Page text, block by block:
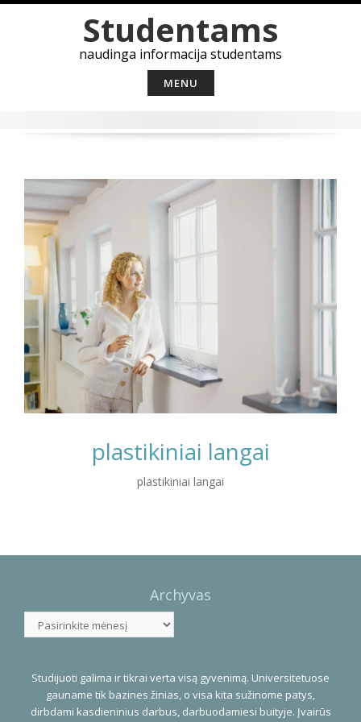
to
content
Studentams
naudinga informacija studentams
MENU
plastikiniai langai
plastikiniai langai
Navigation
Archyvas
Studijuoti galima ir tikrai verta visą gyvenimą. Universitetuose
gauname tik bazines žinias, o visa kita sužinome patys,
dirbdami kasdieninius darbus, darbuodamiesi buityje. Įvairūs